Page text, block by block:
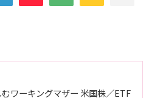
ワーキングマザー 米国株／ETF